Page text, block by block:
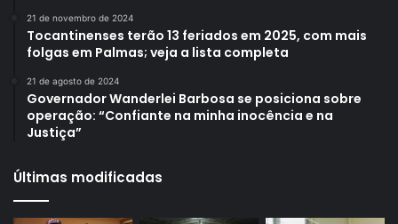
21 de novembro de 2024
Tocantinenses terão 13 feriados em 2025, com mais
folgas em Palmas; veja a lista completa
21 de agosto de 2024
Governador Wanderlei Barbosa se posiciona sobre
operação: “Confiante na minha inocência e na
Justiça”
Últimas modificadas